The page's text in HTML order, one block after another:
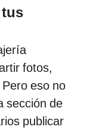
fotos,
eso no
sección de
publicar